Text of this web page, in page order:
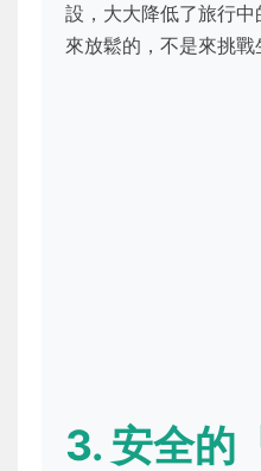
設，大大降低了旅行
來放鬆的，不是來挑戰
3. 安全的